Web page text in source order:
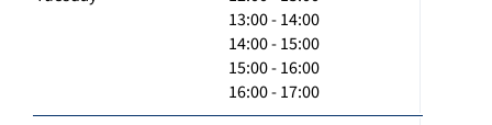
13:00 - 14:00
14:00 - 15:00
15:00 - 16:00
16:00 - 17:00